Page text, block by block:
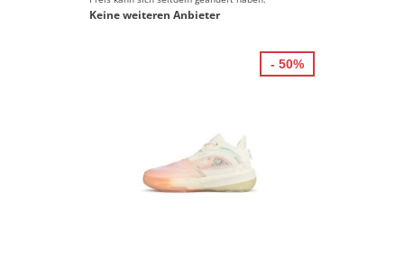
Keine weiteren Anbieter
- 50%